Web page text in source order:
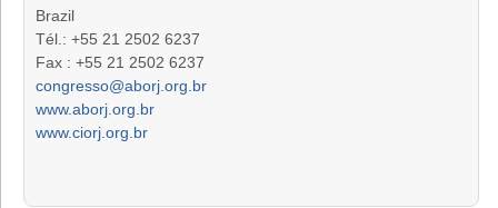
Brazil
Tél.: +55 21 2502 6237
Fax : +55 21 2502 6237
congresso@aborj.org.br
www.aborj.org.br
www.ciorj.org.br